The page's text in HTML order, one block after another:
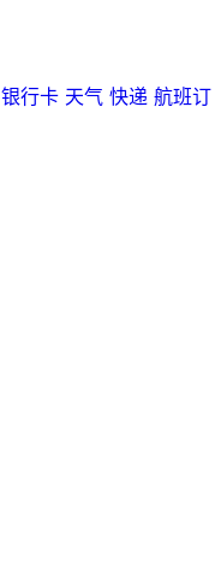
银行卡 天气 快递 航班订